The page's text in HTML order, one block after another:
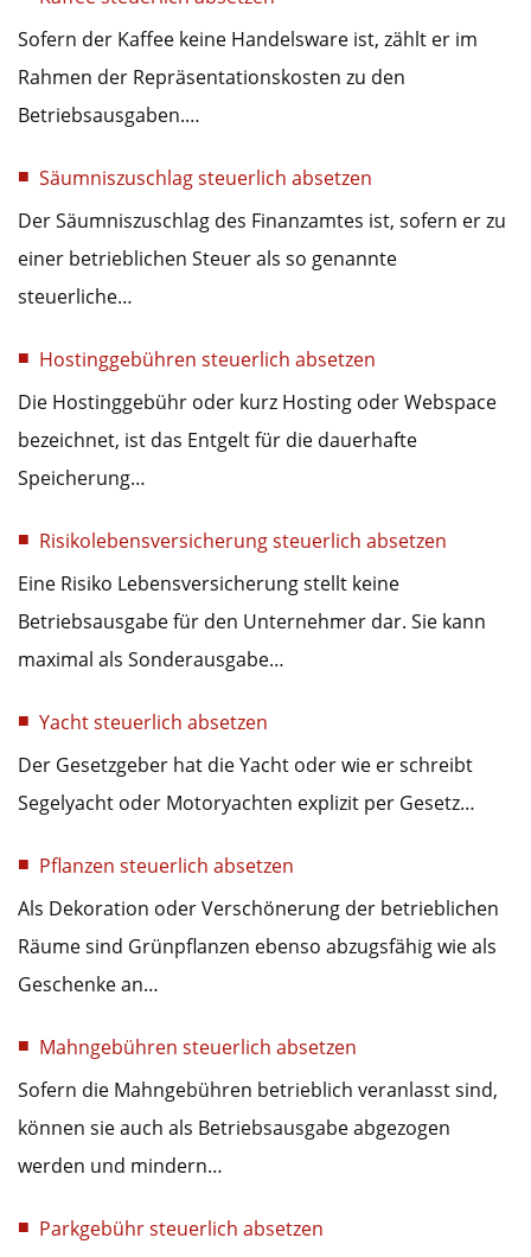
Sofern der Kaffee keine Handelsware ist, zählt er im
Rahmen der Repräsentationskosten zu den
Betriebsausgaben.…
Säumniszuschlag steuerlich absetzen
Der Säumniszuschlag des Finanzamtes ist, sofern er zu
einer betrieblichen Steuer als so genannte
steuerliche…
Hostinggebühren steuerlich absetzen
Die Hostinggebühr oder kurz Hosting oder Webspace
bezeichnet, ist das Entgelt für die dauerhafte
Speicherung…
Risikolebensversicherung steuerlich absetzen
Eine Risiko Lebensversicherung stellt keine
Betriebsausgabe für den Unternehmer dar. Sie kann
maximal als Sonderausgabe…
Yacht steuerlich absetzen
Der Gesetzgeber hat die Yacht oder wie er schreibt
Segelyacht oder Motoryachten explizit per Gesetz…
Pflanzen steuerlich absetzen
Als Dekoration oder Verschönerung der betrieblichen
Räume sind Grünpflanzen ebenso abzugsfähig wie als
Geschenke an…
Mahngebühren steuerlich absetzen
Sofern die Mahngebühren betrieblich veranlasst sind,
können sie auch als Betriebsausgabe abgezogen
werden und mindern…
Parkgebühr steuerlich absetzen